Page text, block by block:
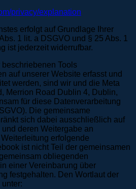
privacy/explanation
erfolgt auf Grundlage Ihrer
1 lit. a DSGVO und § 25 Abs. 1
ist jederzeit widerrufbar.
Tools
auf unserer Website erfasst und
werden, sind wir und die Meta
Merrion Road Dublin 4, Dublin,
für diese Datenverarbeitung
Die gemeinsame
sich dabei ausschließlich auf
deren Weitergabe an
erfolgende
ist nicht Teil der gemeinsamen
obliegenden
einer Vereinbarung über
festgehalten. Den Wortlaut der